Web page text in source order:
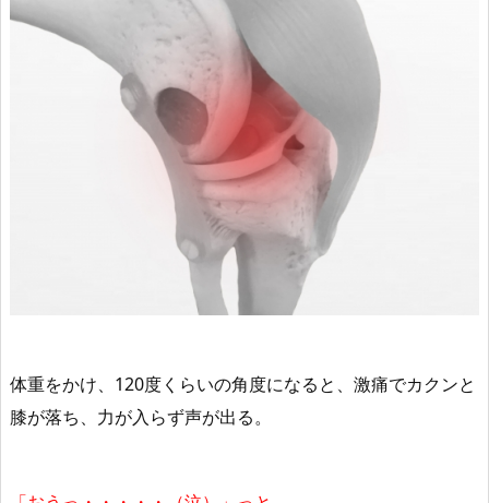
体重をかけ、120度くらいの角度になると、激痛でカクンと
膝が落ち、力が入らず声が出る。